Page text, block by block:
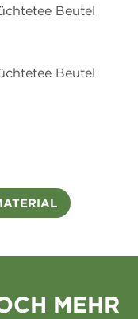
Beutel
Beutel
MEHR